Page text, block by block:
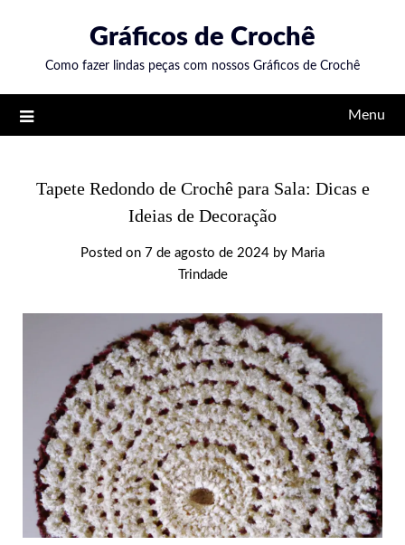
content
Gráficos de Crochê
Como fazer lindas peças com nossos Gráficos de Crochê
Menu
Tapete Redondo de Crochê para Sala: Dicas e
Ideias de Decoração
Posted on 7 de agosto de 2024 by Maria
Trindade